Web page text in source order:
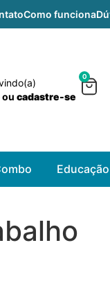
Como funciona
ou cadastre-se
0